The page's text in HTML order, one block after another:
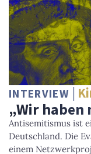
INTERVIEW
„Wir haben
Antisemitismus ist
Deutschland. Die
einem